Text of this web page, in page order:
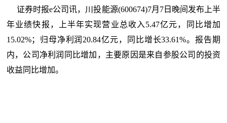
证券时报e公司讯，川投能源(600674)7月7日晚间发布上半
年业绩快报，上半年实现营业总收入5.47亿元，同比增加
15.02%；归母净利润20.84亿元，同比增长33.61%。报告期
内，公司净利润同比增加，主要原因是来自参股公司的投资
收益同比增加。